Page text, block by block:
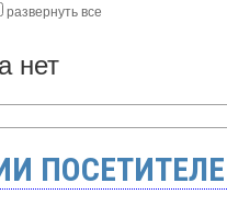
развернуть все
нет